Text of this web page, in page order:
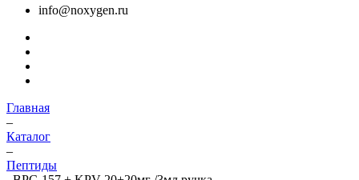
info@noxygen.ru
Главная
–
Каталог
–
Пептиды